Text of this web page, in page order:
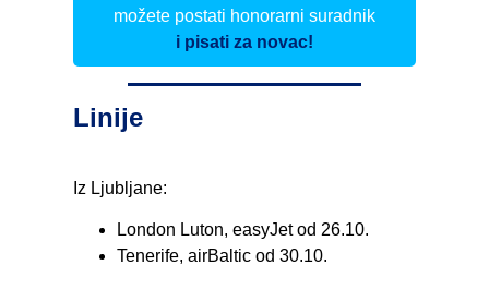
možete postati honorarni suradnik
i pisati za novac!
Linije
Iz Ljubljane:
London Luton, easyJet od 26.10.
Tenerife, airBaltic od 30.10.